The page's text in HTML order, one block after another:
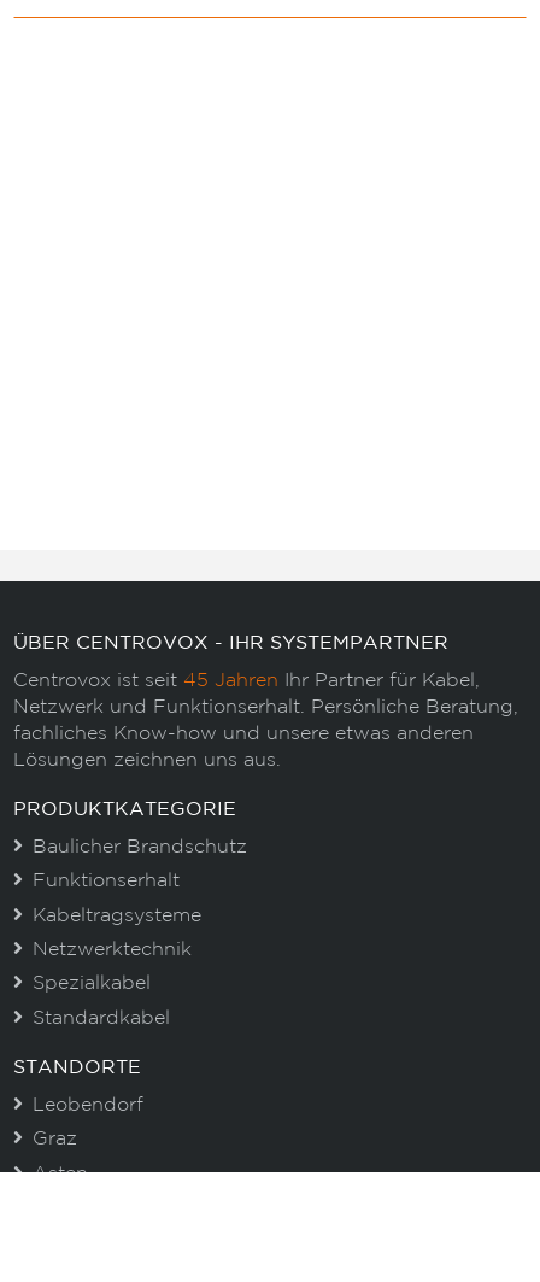
ÜBER CENTROVOX - IHR SYSTEMPARTNER
Centrovox ist seit 45 Jahren Ihr Partner für Kabel,
Netzwerk und Funktionserhalt. Persönliche Beratung,
fachliches Know-how und unsere etwas anderen
Lösungen zeichnen uns aus.
PRODUKTKATEGORIE
Baulicher Brandschutz
Funktionserhalt
Kabeltragsysteme
Netzwerktechnik
Spezialkabel
Standardkabel
STANDORTE
Leobendorf
Graz
Asten